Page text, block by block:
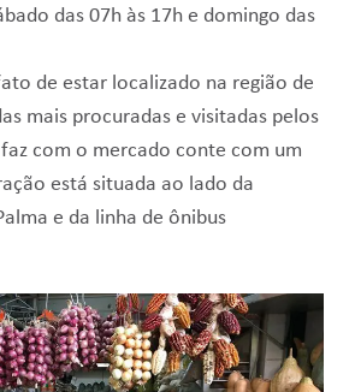
das 07h às 17h e domingo das
de estar localizado na região de
mais procuradas e visitadas pelos
com o mercado conte com um
está situada ao lado da
e da linha de ônibus